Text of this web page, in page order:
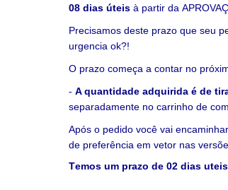
08 dias úteis à partir da
Precisamos deste prazo que seu
urgencia ok?!
O prazo começa a contar no
- A quantidade adquirida é de
separadamente no carrinho de
Após o pedido você vai
de preferência em vetor nas
Temos um prazo de 02 dias